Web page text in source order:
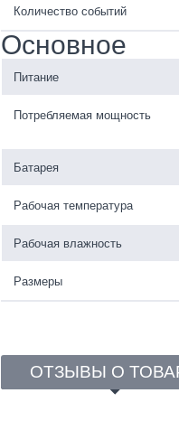
Количество событий
Основное
Питание
Потребляемая мощность
Батарея
Рабочая температура
Рабочая влажность
Размеры
ОТЗЫВЫ О